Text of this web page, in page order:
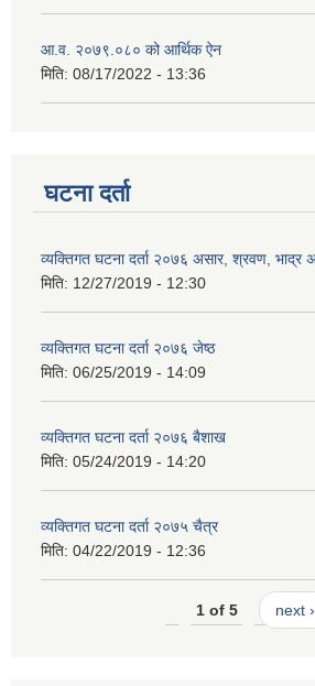
आ.व. २०७९.०८० को आर्थिक ऐन
मिति: 08/17/2022 - 13:36
घटना दर्ता
व्यक्तिगत घटना दर्ता २०७६ असार, श्रवण, भाद्र
मिति: 12/27/2019 - 12:30
व्यक्तिगत घटना दर्ता २०७६ जेष्ठ
मिति: 06/25/2019 - 14:09
व्यक्तिगत घटना दर्ता २०७६ बैशाख
मिति: 05/24/2019 - 14:20
व्यक्तिगत घटना दर्ता २०७५ चैत्र
मिति: 04/22/2019 - 12:36
1 of 5 next ›